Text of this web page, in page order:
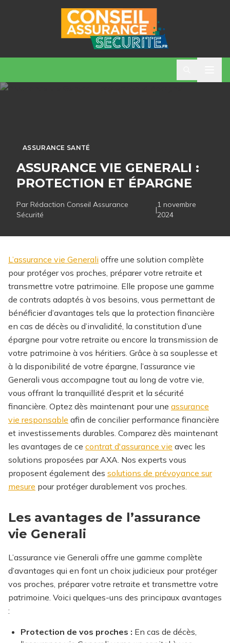
ASSURANCE SANTÉ
ASSURANCE VIE GENERALI :
PROTECTION ET ÉPARGNE
Par Rédaction Conseil Assurance
Sécurité
|
1 novembre
2024
L’assurance vie Generali offre une solution complète
pour protéger vos proches, préparer votre retraite et
transmettre votre patrimoine. Elle propose une gamme
de contrats adaptés à vos besoins, vous permettant de
bénéficier d’avantages tels que la protection financière
en cas de décès ou d’invalidité, la constitution d’une
épargne pour votre retraite ou encore la transmission de
votre patrimoine à vos héritiers. Grâce à sa souplesse et
à la disponibilité de votre épargne, l’assurance vie
Generali vous accompagne tout au long de votre vie,
vous offrant la tranquillité d’esprit et la sécurité
financière. Optez dès maintenant pour une assurance
vie responsable afin de concilier performance financière
et investissements durables. Comparez dès maintenant
les avantages de ce contrat d'assurance vie avec les
solutions proposées par AXA. Nos experts vous
proposent également des solutions de prévoyance sur
mesure pour protéger durablement vos proches.
Les avantages de l’assurance
vie Generali
L’assurance vie Generali offre une gamme complète
d’avantages qui en font un choix judicieux pour protéger
vos proches, préparer votre retraite et transmettre votre
patrimoine. Voici quelques-uns des principaux avantages
:
Protection de vos proches : En cas de décès,